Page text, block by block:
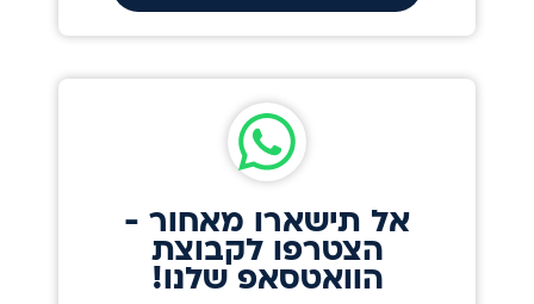
אל תישארו מאחור -
הצטרפו לקבוצת
הוואטסאפ שלנו!